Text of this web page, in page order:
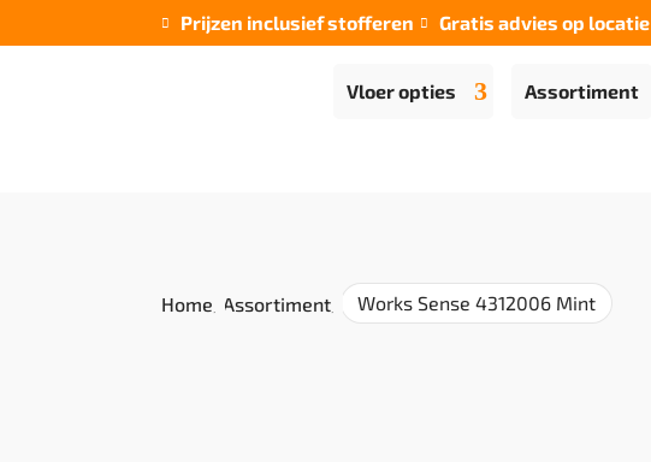
 Prijzen inclusief stofferen  Gratis advies op locatie
Vloer opties Assortiment
Home Assortiment Works Sense 4312006 Mint